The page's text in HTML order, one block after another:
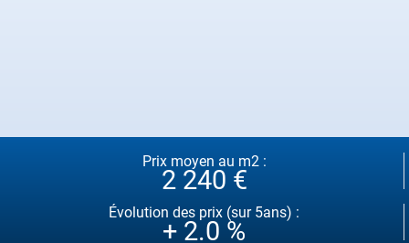
Prix moyen au m2 :
2 240 €
Évolution des prix (sur 5ans) :
+ 2.0 %